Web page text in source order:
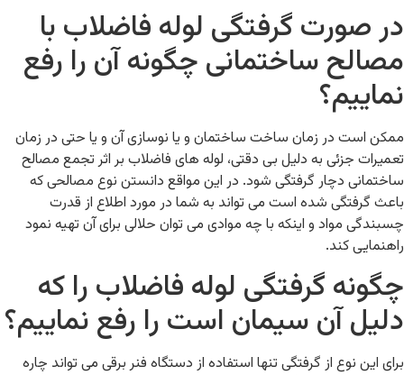
در صورت گرفتگی لوله فاضلاب با
مصالح ساختمانی چگونه آن را رفع
نماییم؟
ممکن است در زمان ساخت ساختمان و یا نوسازی آن و یا حتی در زمان
تعمیرات جزئی به دلیل بی دقتی، لوله های فاضلاب بر اثر تجمع مصالح
ساختمانی دچار گرفتگی شود. در این مواقع دانستن نوع مصالحی که
باعث گرفتگی شده است می تواند به شما در مورد اطلاع از قدرت
چسبندگی مواد و اینکه با چه موادی می توان حلالی برای آن تهیه نمود
راهنمایی کند.
چگونه گرفتگی لوله فاضلاب را که
دلیل آن سیمان است را رفع نماییم؟
برای این نوع از گرفتگی تنها استفاده از دستگاه فنر برقی می تواند چاره